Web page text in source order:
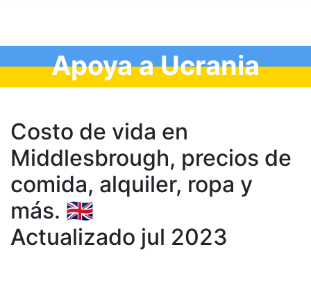
Apoya a Ucrania
Costo de vida en
Middlesbrough, precios de
comida, аlquiler, ropa y
más. 🇬🇧
Actualizado jul 2023